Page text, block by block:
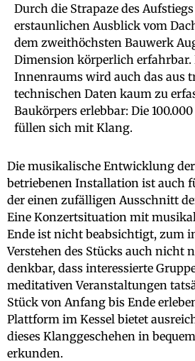
Durch die Strapaze des
erstaunlichen Ausblick vom
dem zweithöchsten Bauwerk
Dimension körperlich erfahrbar.
Innenraums wird auch das aus
technischen Daten kaum zu
Baukörpers erlebbar: Die
füllen sich mit Klang.
Die musikalische Entwicklung
betriebenen Installation ist auch
der einen zufälligen Ausschnitt
Eine Konzertsituation mit
Ende ist nicht beabsichtigt, zum
Verstehen des Stücks auch nicht
denkbar, dass interessierte
meditativen Veranstaltungen
Stück von Anfang bis Ende
Plattform im Kessel bietet
dieses Klanggeschehen in
erkunden.